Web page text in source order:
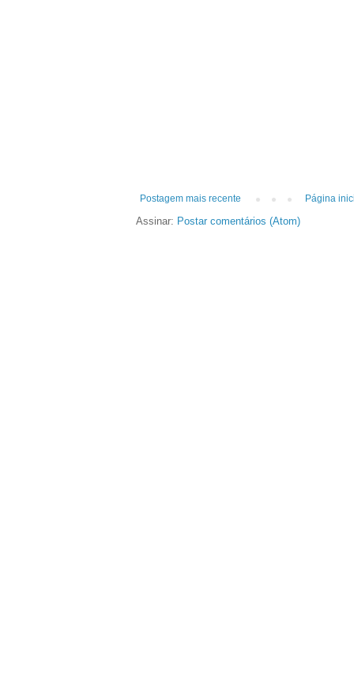
Postagem mais recente Página
Assinar: Postar comentários (Atom)